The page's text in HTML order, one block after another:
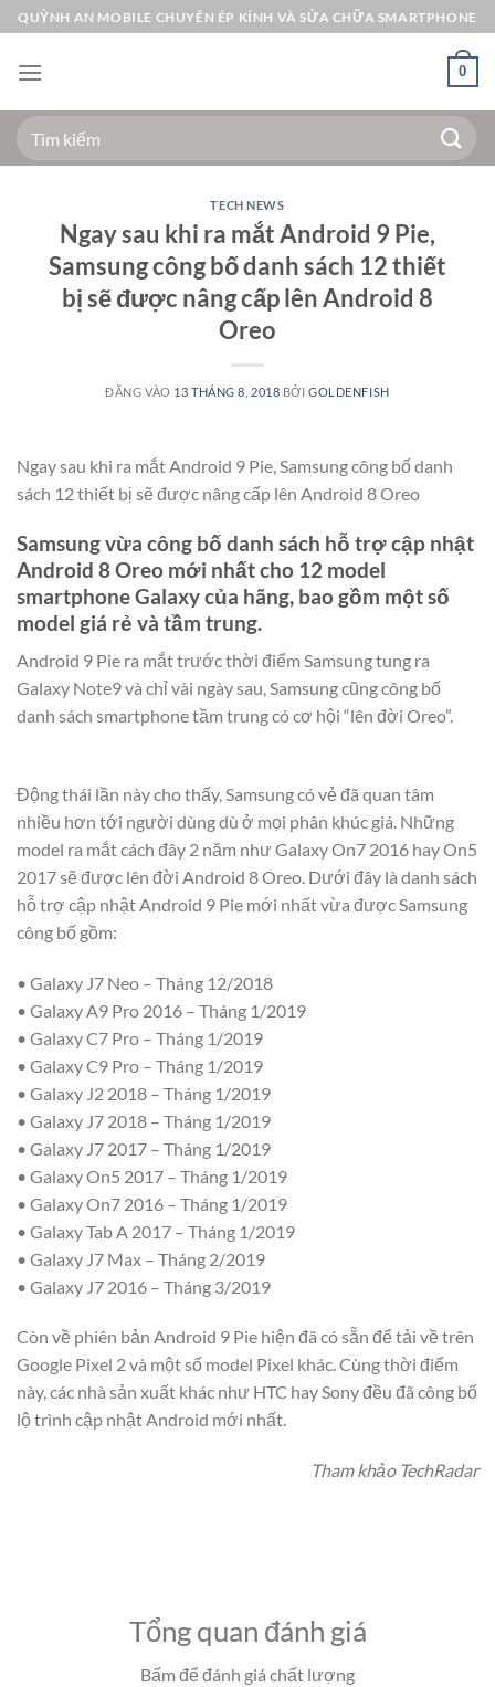
Bỏ
qua
nội
QUỲNH AN MOBILE CHUYÊN ÉP KÍNH VÀ SỬA CHỮA SMARTPHONE
0
Tìm
kiếm:
TECH NEWS
Ngay sau khi ra mắt Android 9 Pie,
Samsung công bố danh sách 12 thiết
bị sẽ được nâng cấp lên Android 8
Oreo
ĐĂNG VÀO 13 THÁNG 8, 2018 BỞIGOLDENFISH
Ngay sau khi ra mắt Android 9 Pie, Samsung công bố danh
sách 12 thiết bị sẽ được nâng cấp lên Android 8 Oreo
Samsung vừa công bố danh sách hỗ trợ cập nhật
Android 8 Oreo mới nhất cho 12 model
smartphone Galaxy của hãng, bao gồm một số
model giá rẻ và tầm trung.
Android 9 Pie ra mắt trước thời điểm Samsung tung ra
Galaxy Note9 và chỉ vài ngày sau, Samsung cũng công bố
danh sách smartphone tầm trung có cơ hội “lên đời Oreo”.
Động thái lần này cho thấy, Samsung có vẻ đã quan tâm
nhiều hơn tới người dùng dù ở mọi phân khúc giá. Những
model ra mắt cách đây 2 năm như Galaxy On7 2016 hay On5
2017 sẽ được lên đời Android 8 Oreo. Dưới đây là danh sách
hỗ trợ cập nhật Android 9 Pie mới nhất vừa được Samsung
công bố gồm:
• Galaxy J7 Neo – Tháng 12/2018
• Galaxy A9 Pro 2016 – Tháng 1/2019
• Galaxy C7 Pro – Tháng 1/2019
• Galaxy C9 Pro – Tháng 1/2019
• Galaxy J2 2018 – Tháng 1/2019
• Galaxy J7 2018 – Tháng 1/2019
• Galaxy J7 2017 – Tháng 1/2019
• Galaxy On5 2017 – Tháng 1/2019
• Galaxy On7 2016 – Tháng 1/2019
• Galaxy Tab A 2017 – Tháng 1/2019
• Galaxy J7 Max – Tháng 2/2019
• Galaxy J7 2016 – Tháng 3/2019
Còn về phiên bản Android 9 Pie hiện đã có sẵn để tải về trên
Google Pixel 2 và một số model Pixel khác. Cùng thời điểm
này, các nhà sản xuất khác như HTC hay Sony đều đã công bố
lộ trình cập nhật Android mới nhất.
Tham khảo TechRadar
Tổng quan đánh giá
Bấm để đánh giá chất lượng